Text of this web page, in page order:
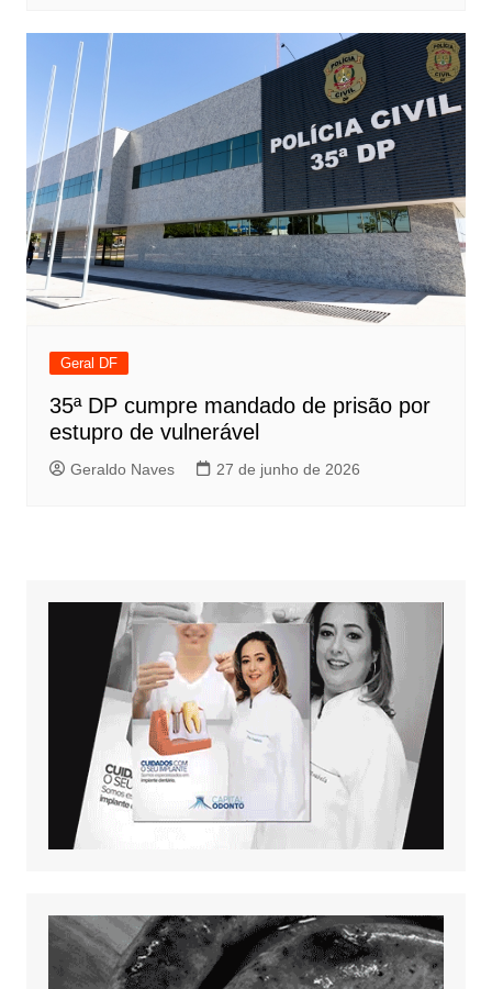
Geral DF
35ª DP cumpre mandado de prisão por
estupro de vulnerável
Geraldo Naves 27 de junho de 2026